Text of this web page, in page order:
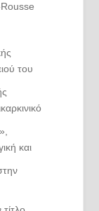
του
και